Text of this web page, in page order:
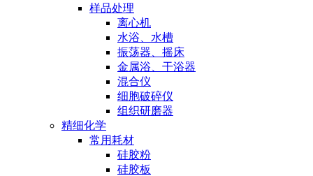
样品处理
离心机
水浴、水槽
振荡器、摇床
金属浴、干浴器
混合仪
细胞破碎仪
组织研磨器
精细化学
常用耗材
硅胶粉
硅胶板